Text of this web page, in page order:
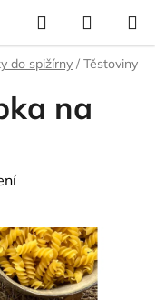
Hledat
KOŠÍK
do spižírny / Těstoviny
na